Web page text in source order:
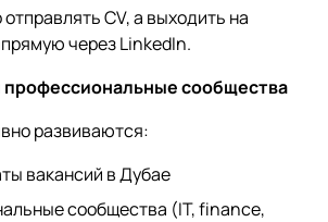
CV, а выходить на
через LinkedIn.
профессиональные сообщества
развиваются:
вакансий в Дубае
сообщества (IT, finance,